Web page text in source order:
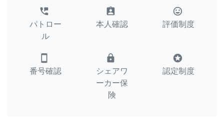
perm_phone_msg
パトロー
ル
assignment_ind
本人確認
tag_faces
評価制度
smartphone
番号確認
lock
シェアワ
ーカー保
険
stars
認定制度